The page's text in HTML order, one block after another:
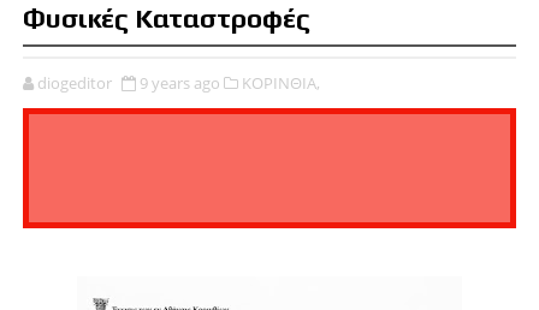
Φυσικές Καταστροφές
diogeditor 9 years ago ΚΟΡΙΝΘΙΑ,